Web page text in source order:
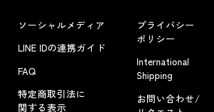
ソーシャルメディア
LINE IDの連携ガイド
FAQ
特定商取引法に
関する表示
プライバシー
ポリシー
International
Shipping
お問い合わせ/